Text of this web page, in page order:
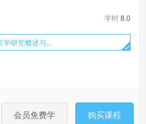
学时8.0
学研究概述与...
会员免费学 购买课程